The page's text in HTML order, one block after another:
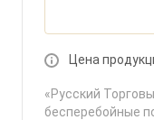
Цена
«Русский
бесперебойные